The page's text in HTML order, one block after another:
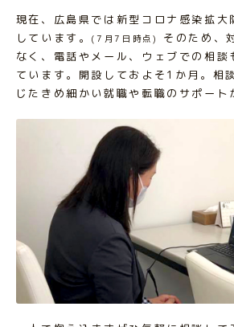
現在、広島県では新型コロナ感染拡大
しています。
(7月7日時点)
そのため、
なく、電話やメール、ウェブでの相談
ています。開設しておよそ1か月。相
じたきめ細かい就職や転職のサポート